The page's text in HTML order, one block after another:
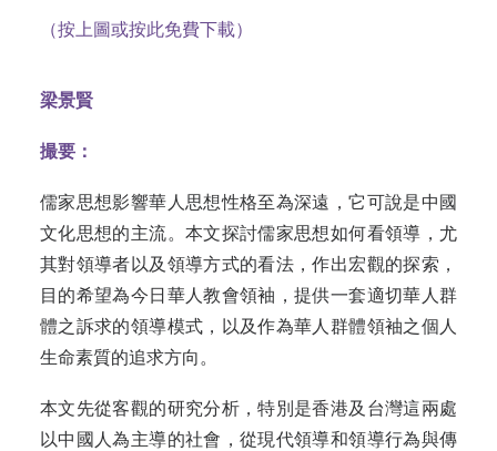
（按上圖或按此免費下載）
梁景賢
撮要：
儒家思想影響華人思想性格至為深遠，它可說是中國
文化思想的主流。 本文探討儒家思想如何看領導，尤
其對領導者以及領導方式的看法，作出宏觀的探索，
目的希望為今日華人教會領袖，提供一套適切華人群
體之訴求的領導模式，以及作為華人群體領袖之個人
生命素質的追求方向。
本文先從客觀的研究分析，特別是香港及台灣這兩處
以中國人為主導的社會，從現代領導和領導行為與傳